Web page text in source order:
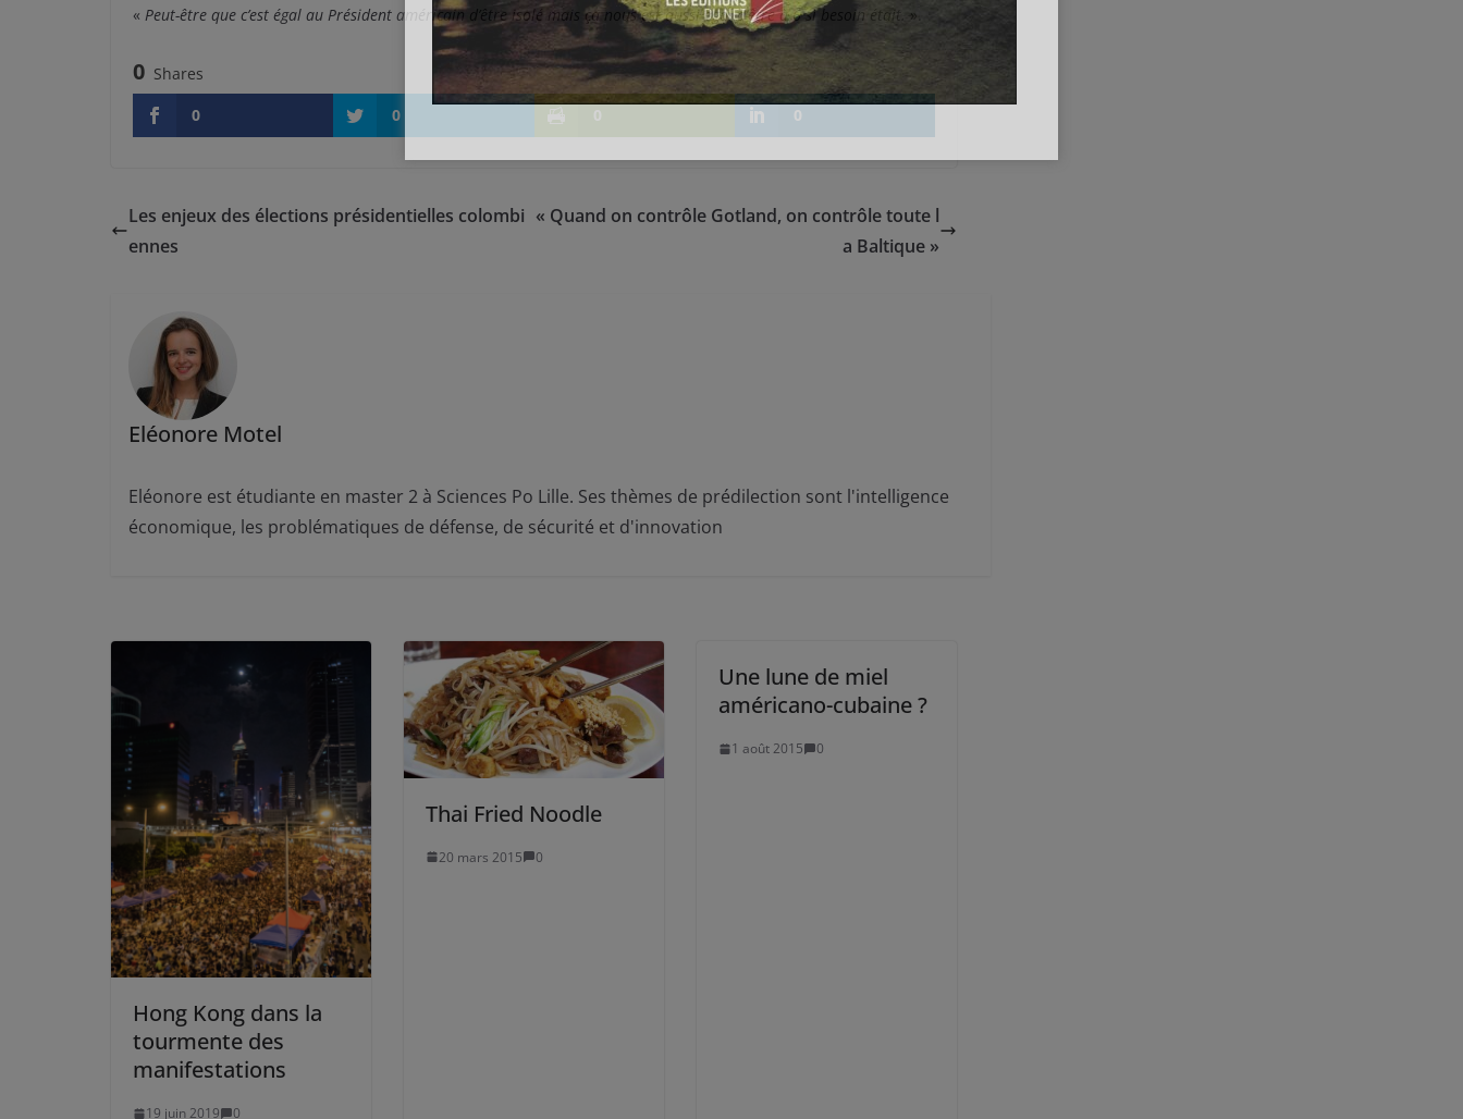
« Peut-être que c’est égal au Président américain d’être isolé mais ça nous est aussi égal d’être à 6 si besoin était. ».
0 Shares
0
0 0 0
Les enjeux des élections présidentielles colombi
ennes
« Quand on contrôle Gotland, on contrôle toute l
a Baltique »
Eléonore Motel
Eléonore est étudiante en master 2 à Sciences Po Lille. Ses thèmes de prédilection sont l'intelligence
économique, les problématiques de défense, de sécurité et d'innovation
Hong Kong dans la
tourmente des
manifestations
19 juin 2019 0
Thai Fried Noodle
20 mars 2015 0
Une lune de miel
américano-cubaine ?
1 août 2015 0